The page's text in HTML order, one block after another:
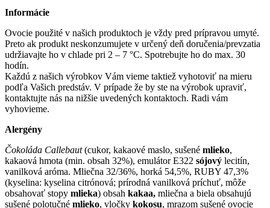
Informácie
Ovocie použité v našich produktoch je vždy pred prípravou umyté.
Preto ak produkt neskonzumujete v určený deň doručenia/prevzatia
udržiavajte ho v chlade pri 2 – 7 °C. Spotrebujte ho do max. 30
hodín.
Každú z našich výrobkov Vám vieme taktiež vyhotoviť na mieru
podľa Vašich predstáv. V prípade že by ste na výrobok upraviť,
kontaktujte nás na nižšie uvedených kontaktoch. Radi vám
vyhovieme.
Alergény
Čokoláda Callebaut(cukor, kakaové maslo, sušené mlieko,
kakaová hmota (min. obsah 32%), emulátor E322 sójový lecitín,
vanilková aróma. Mliečna 32/36%, horká 54,5%, RUBY 47,3%
(kyselina: kyselina citrónová; prírodná vanilková príchuť, môže
obsahovať stopy mlieka) obsah kakaa, mliečna a biela obsahujú
sušené polotučné mlieko, vločky kokosu, mrazom sušené ovocie